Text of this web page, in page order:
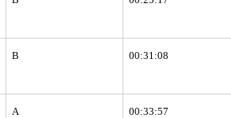
B 00:31:08
A 00:33:57